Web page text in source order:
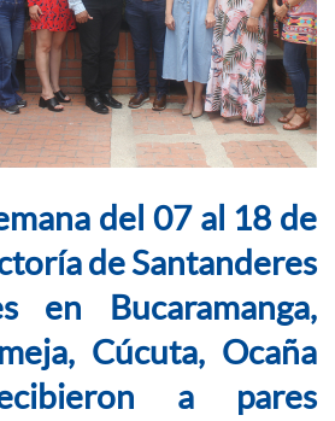
del 07 al 18 de
de Santanderes
en Bucaramanga,
Cúcuta, Ocaña
a pares